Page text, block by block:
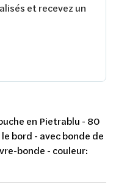
et recevez un
en Pietrablu - 80
bord - avec bonde de
bonde - couleur: